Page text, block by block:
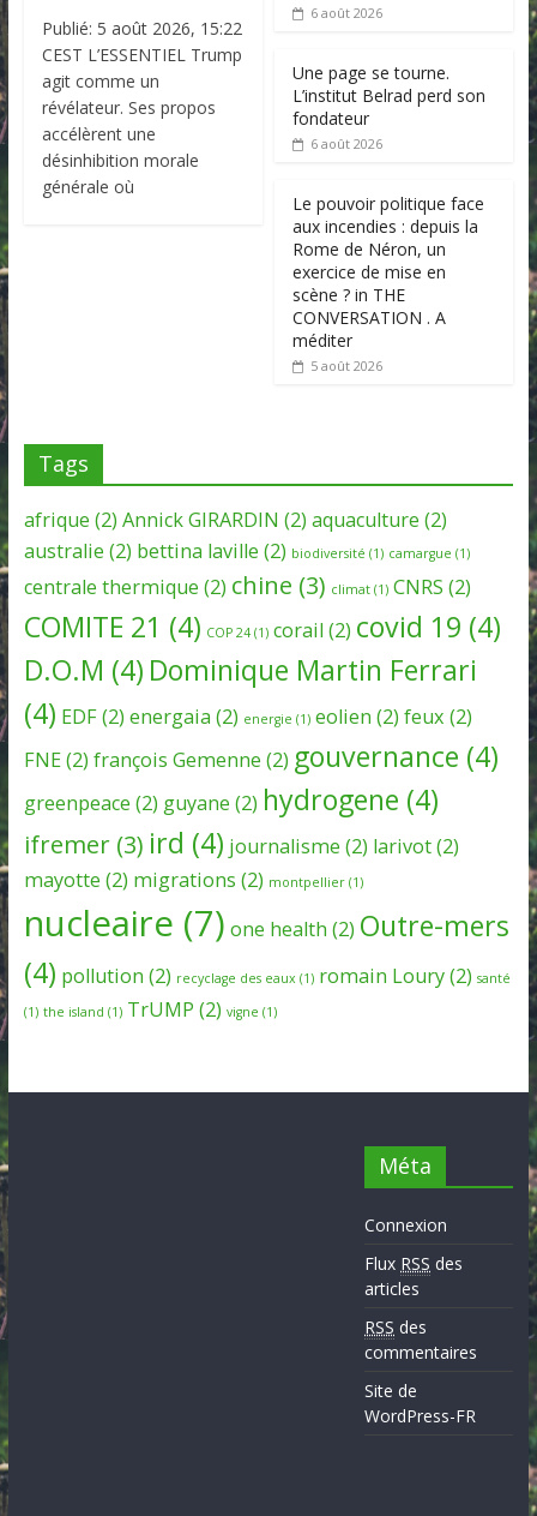
Publié: 5 août 2026, 15:22
CEST L’ESSENTIEL Trump
agit comme un
révélateur. Ses propos
accélèrent une
désinhibition morale
générale où
6 août 2026
Une page se tourne.
L’institut Belrad perd son
fondateur
6 août 2026
Le pouvoir politique face
aux incendies : depuis la
Rome de Néron, un
exercice de mise en
scène ? in THE
CONVERSATION . A
méditer
5 août 2026
Tags
afrique (2) Annick GIRARDIN (2) aquaculture (2)
australie (2) bettina laville (2) biodiversité (1) camargue (1)
centrale thermique (2) chine (3) climat(1) CNRS (2)
COMITE 21 (4) COP 24(1) corail (2) covid 19 (4)
D.O.M (4) Dominique Martin Ferrari
(4) EDF(2) energaia (2) energie (1) eolien (2) feux (2)
FNE(2) françois Gemenne (2) gouvernance (4)
greenpeace (2) guyane (2) hydrogene (4)
ifremer(3) ird (4) journalisme (2) larivot(2)
mayotte (2) migrations (2) montpellier(1)
nucleaire (7) one health (2) Outre-mers
(4) pollution (2) recyclage des eaux (1) romain Loury(2) santé
(1) the island (1) TrUMP (2) vigne (1)
Méta
Connexion
Flux RSS des
articles
RSS des
commentaires
Site de
WordPress-FR